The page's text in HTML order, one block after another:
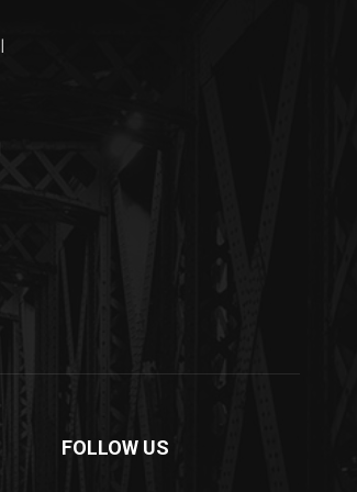
FOLLOW US